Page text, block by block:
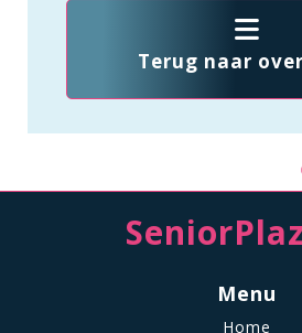
Terug naar
Menu
Home